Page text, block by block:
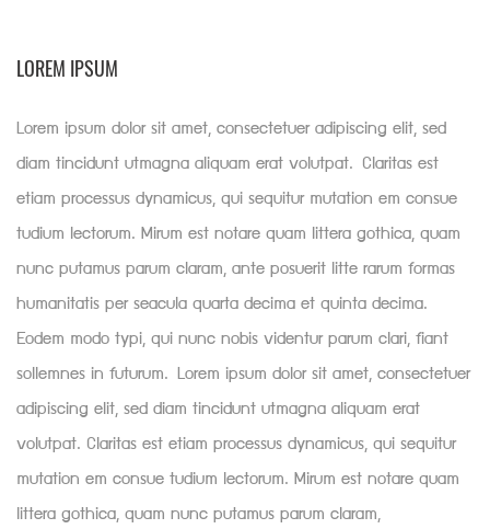
LOREM IPSUM
Lorem ipsum dolor sit amet, consectetuer adipiscing elit, sed
diam tincidunt utmagna aliquam erat volutpat. Claritas est
etiam processus dynamicus, qui sequitur mutation em consue
tudium lectorum. Mirum est notare quam littera gothica, quam
nunc putamus parum claram, ante posuerit litte rarum formas
humanitatis per seacula quarta decima et quinta decima.
Eodem modo typi, qui nunc nobis videntur parum clari, fiant
sollemnes in futurum. Lorem ipsum dolor sit amet, consectetuer
adipiscing elit, sed diam tincidunt utmagna aliquam erat
volutpat. Claritas est etiam processus dynamicus, qui sequitur
mutation em consue tudium lectorum. Mirum est notare quam
littera gothica, quam nunc putamus parum claram,